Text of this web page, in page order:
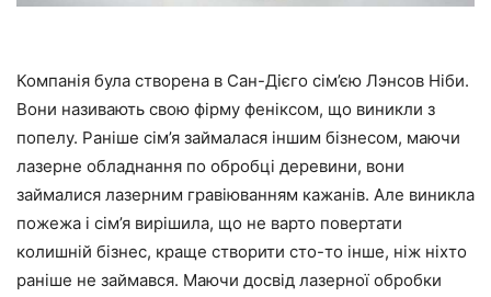
Компанія була створена в Сан-Дієго сім’єю Лэнсов Ніби.
Вони називають свою фірму феніксом, що виникли з
попелу. Раніше сім’я займалася іншим бізнесом, маючи
лазерне обладнання по обробці деревини, вони
займалися лазерним гравіюванням кажанів. Але виникла
пожежа і сім’я вирішила, що не варто повертати
колишній бізнес, краще створити сто-то інше, ніж ніхто
раніше не займався. Маючи досвід лазерної обробки